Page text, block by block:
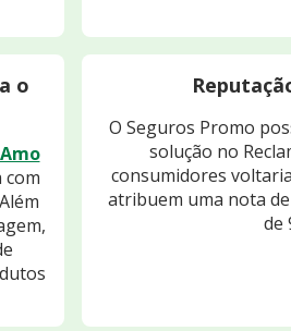
o
com
O Seguros Promo
solução no
consumidores
atribuem uma nota
de